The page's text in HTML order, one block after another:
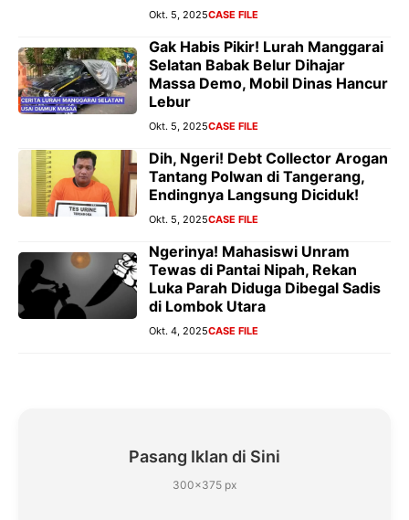
Okt. 5, 2025CASE FILE
Gak Habis Pikir! Lurah Manggarai
Selatan Babak Belur Dihajar
Massa Demo, Mobil Dinas Hancur
Lebur
Okt. 5, 2025CASE FILE
Dih, Ngeri! Debt Collector Arogan
Tantang Polwan di Tangerang,
Endingnya Langsung Diciduk!
Okt. 5, 2025CASE FILE
Ngerinya! Mahasiswi Unram
Tewas di Pantai Nipah, Rekan
Luka Parah Diduga Dibegal Sadis
di Lombok Utara
Okt. 4, 2025CASE FILE
Pasang Iklan di Sini
300×375 px